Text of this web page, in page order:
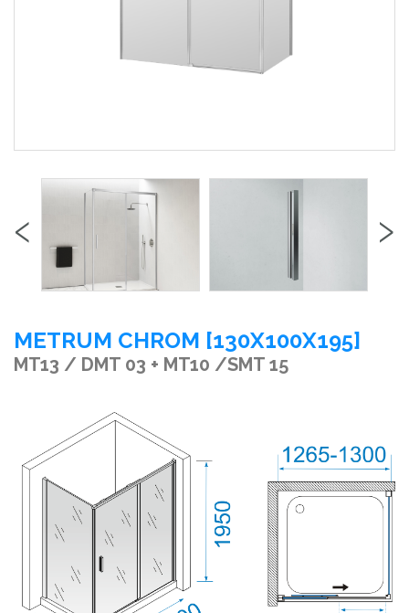
‹ ›
METRUM CHROM [130X100X195]
MT13 / DMT 03 + MT10 /SMT 15